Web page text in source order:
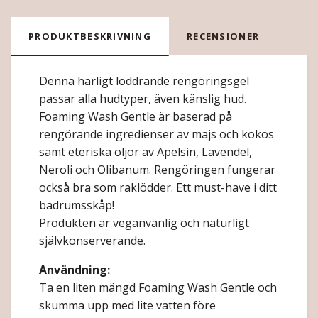
PRODUKTBESKRIVNING RECENSIONER
Denna härligt löddrande rengöringsgel
passar alla hudtyper, även känslig hud.
Foaming Wash Gentle är baserad på
rengörande ingredienser av majs och kokos
samt eteriska oljor av Apelsin, Lavendel,
Neroli och Olibanum. Rengöringen fungerar
också bra som raklödder. Ett must-have i ditt
badrumsskåp!
Produkten är veganvänlig och naturligt
självkonserverande.
Användning:
Ta en liten mängd Foaming Wash Gentle och
skumma upp med lite vatten före